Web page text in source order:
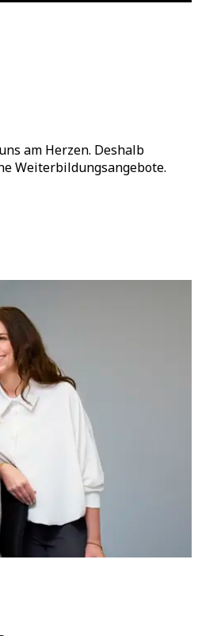
am Herzen. Deshalb
Weiterbildungsangebote.